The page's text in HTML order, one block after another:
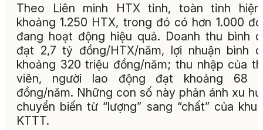
Theo Liên minh HTX tỉnh, toàn tỉnh
khoảng 1.250 HTX, trong đó có hơn 1.000
đang hoạt động hiệu quả. Doanh thu bình
đạt 2,7 tỷ đồng/HTX/năm, lợi nhuận bình
khoảng 320 triệu đồng/năm; thu nhập của
viên, người lao động đạt khoảng 68
đồng/năm. Những con số này phản ánh xu
chuyển biến từ “lượng” sang “chất” của khu
KTTT.